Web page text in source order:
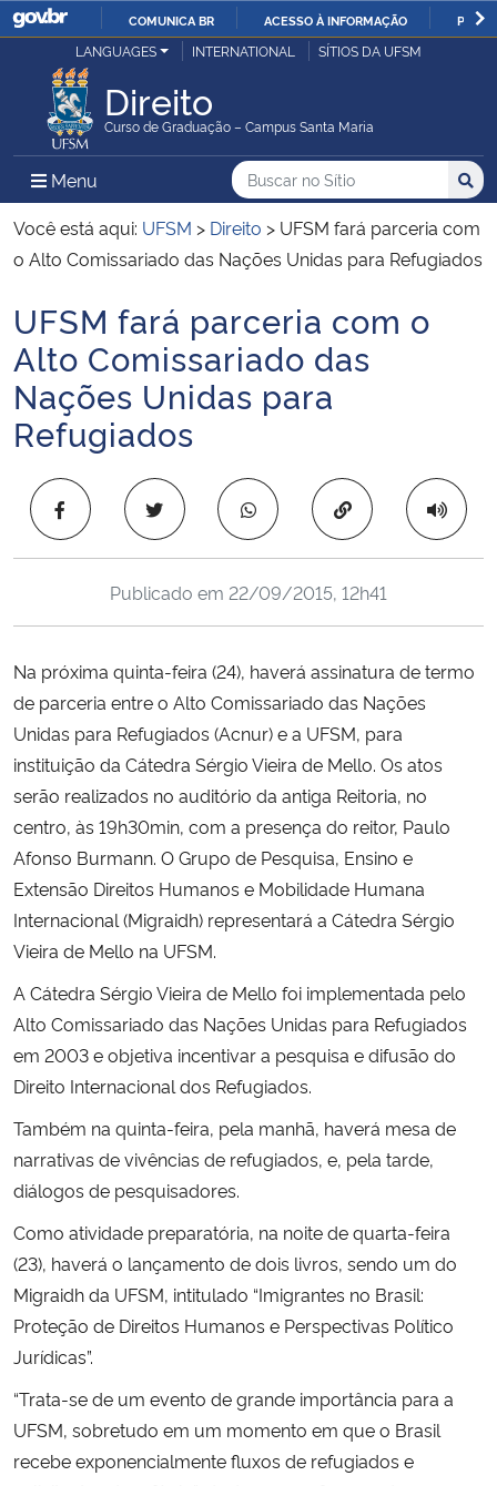
IR
COMUNICA BR ACESSO À INFORMAÇÃO
Ministério da Justiça e Segurança Pública
Ministério da Defesa
Ministério das Relações Exteriores
Ministério da Infraestrutura
Ministério da Agricultura, Pecuária e Abastecimento
Ministério da Educação
Ministério da Cidadania
Ministério de Minas e Energia
Ministério do Meio Ambiente
Ministério do Turismo
Ministério do Desenvolvimento Regional
Controladoria-Geral da União
Ministério da Mulher, da Família e dos Direitos Humanos
Gabinete de Segurança Institucional
Banco Central do Brasil
Planalto
LANGUAGES INTERNATIONAL SÍTIOS DA UFSM
Direito
Curso de Graduação – Campus Santa Maria
Menu Menu Principal do Sítio
Busca
Buscar no no Sítio
Busca:
Você está aqui: UFSM > Direito > UFSM fará parceria com
o Alto Comissariado das Nações Unidas para Refugiados
Início do conteúdo
UFSM fará parceria com o
Alto Comissariado das
Nações Unidas para
Refugiados
Copiar para área
Publicado em 22/09/2015, 12h41
Na próxima quinta-feira (24), haverá assinatura de termo
de parceria entre o Alto Comissariado das Nações
Unidas para Refugiados (Acnur) e a UFSM, para
instituição da Cátedra Sérgio Vieira de Mello. Os atos
serão realizados no auditório da antiga Reitoria, no
centro, às 19h30min, com a presença do reitor, Paulo
Afonso Burmann. O Grupo de Pesquisa, Ensino e
Extensão Direitos Humanos e Mobilidade Humana
Internacional (Migraidh) representará a Cátedra Sérgio
Vieira de Mello na UFSM.
A Cátedra Sérgio Vieira de Mello foi implementada pelo
Alto Comissariado das Nações Unidas para Refugiados
em 2003 e objetiva incentivar a pesquisa e difusão do
Direito Internacional dos Refugiados.
Também na quinta-feira, pela manhã, haverá mesa de
narrativas de vivências de refugiados, e, pela tarde,
diálogos de pesquisadores.
Como atividade preparatória, na noite de quarta-feira
(23), haverá o lançamento de dois livros, sendo um do
Migraidh da UFSM, intitulado “Imigrantes no Brasil:
Proteção de Direitos Humanos e Perspectivas Político
Jurídicas”.
“Trata-se de um evento de grande importância para a
UFSM, sobretudo em um momento em que o Brasil
recebe exponencialmente fluxos de refugiados e